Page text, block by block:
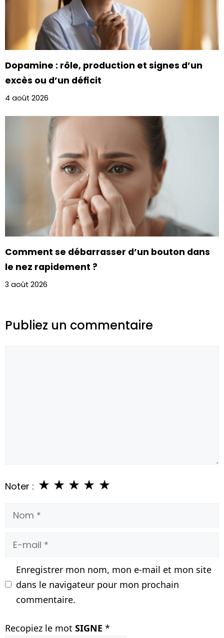
Dopamine : rôle, production et signes d’un
excès ou d’un déficit
4 août 2026
Comment se débarrasser d’un bouton dans
le nez rapidement ?
3 août 2026
Publiez un commentaire
Noter : ★
★
★
★
★
Nom
E-
Enregistrer mon nom, mon e-mail et mon site
dans le navigateur pour mon prochain
commentaire.
Recopiez le mot SIGNE *